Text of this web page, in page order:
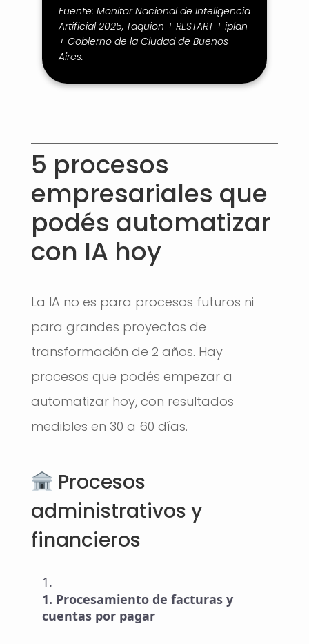
Fuente: Monitor Nacional de Inteligencia
Artificial 2025, Taquion + RESTART + iplan
+ Gobierno de la Ciudad de Buenos
Aires.
5 procesos
empresariales que
podés automatizar
con IA hoy
La IA no es para procesos futuros ni
para grandes proyectos de
transformación de 2 años. Hay
procesos que podés empezar a
automatizar hoy, con resultados
medibles en 30 a 60 días.
Procesos
administrativos y
financieros
Procesamiento de facturas y
cuentas por pagar